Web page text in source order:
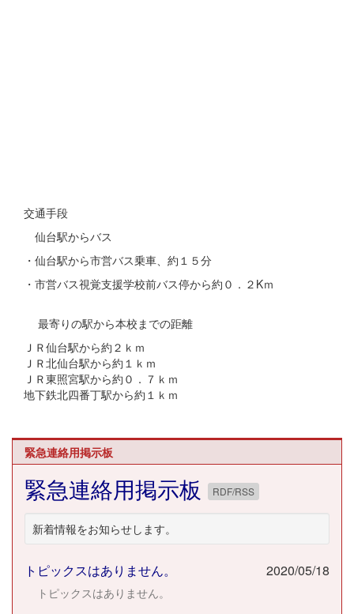
交通手段
仙台駅からバス
・仙台駅から市営バス乗車、約１５分
・市営バス視覚支援学校前バス停から約０．２Kｍ
最寄りの駅から本校までの距離
ＪＲ仙台駅から約２ｋｍ
ＪＲ北仙台駅から約１ｋｍ
ＪＲ東照宮駅から約０．７ｋｍ
地下鉄北四番丁駅から約１ｋｍ
緊急連絡用掲示板
緊急連絡用掲示板 RDF/RSS
新着情報をお知らせします。
トピックスはありません。 2020/05/18
トピックスはありません。